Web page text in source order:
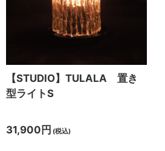
【STUDIO】TULALA 置き
型ライトS
31,900円 (税込)